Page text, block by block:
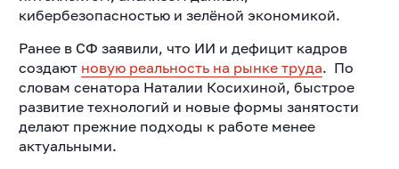
кибербезопасностью и зелёной экономикой.
Ранее в СФ заявили, что ИИ и дефицит кадров
создают новую реальность на рынке труда. По
словам сенатора Наталии Косихиной, быстрое
развитие технологий и новые формы занятости
делают прежние подходы к работе менее
актуальными.